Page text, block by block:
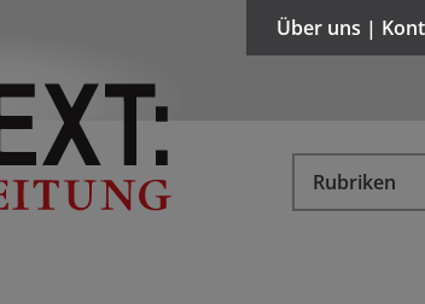
Über uns |
Rubriken